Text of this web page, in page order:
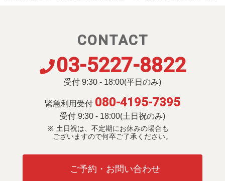
CONTACT
03-5227-8822
受付 9:30 - 18:00(平日のみ)
緊急利用受付 080-4195-7395
受付 9:30 - 18:00(土日祝のみ)
土日祝は、不定期にお休みの場合も
ございますので何卒ご了承ください。
ご予約・お問い合わせ